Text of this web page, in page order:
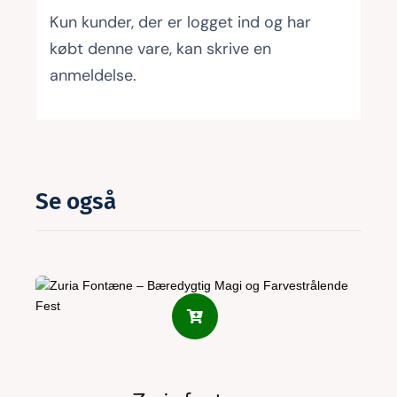
Kun kunder, der er logget ind og har
købt denne vare, kan skrive en
anmeldelse.
Se også